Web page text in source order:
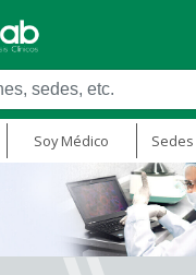
Soy Médico Sedes